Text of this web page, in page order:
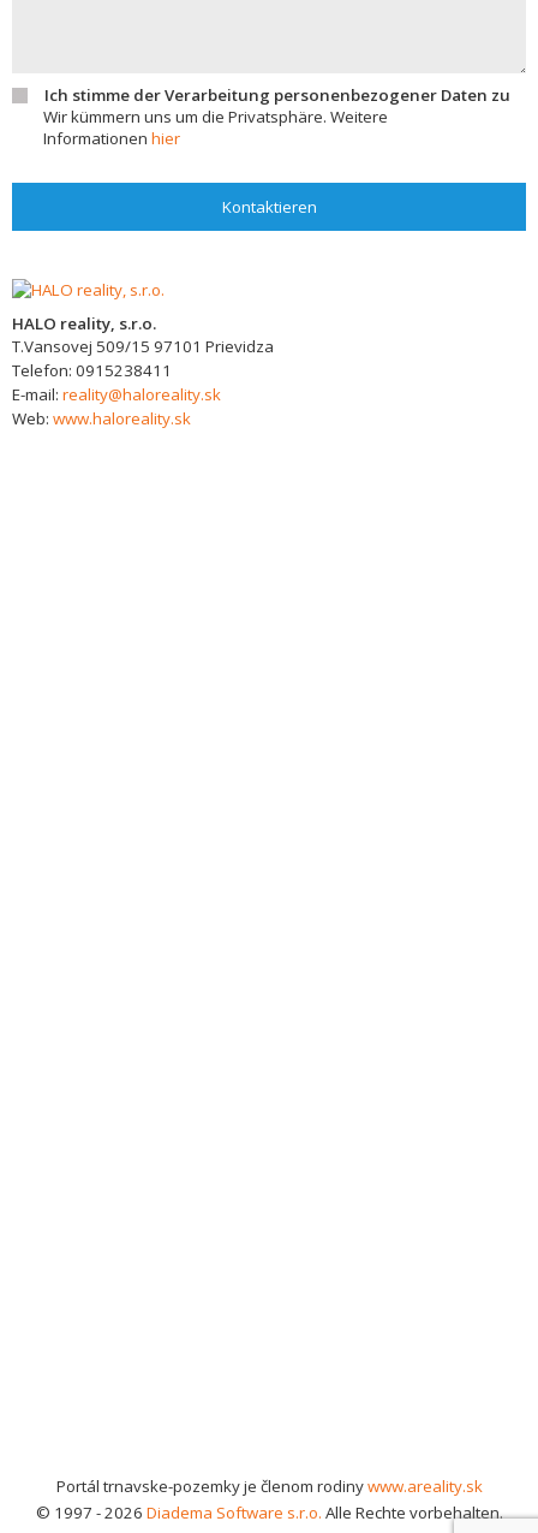
Ich stimme der Verarbeitung personenbezogener Daten zu
Wir kümmern uns um die Privatsphäre. Weitere
Informationen hier
Kontaktieren
HALO reality, s.r.o.
T.Vansovej 509/15 97101 Prievidza
Telefon: 0915238411
E-mail: reality@haloreality.sk
Web: www.haloreality.sk
Portál trnavske-pozemky je členom rodinywww.areality.sk
© 1997 - 2026 Diadema Software s.r.o. Alle Rechte vorbehalten.